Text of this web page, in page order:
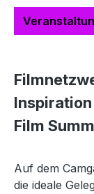
Film
Auf dem
die ideale